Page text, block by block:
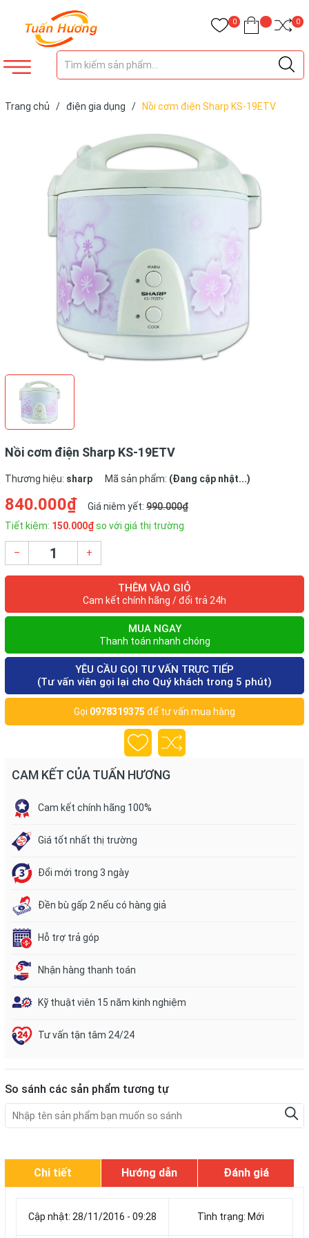
0 0
Trang chủ / điện gia dụng / Nồi cơm điện Sharp KS-19ETV
Nồi cơm điện Sharp KS-19ETV
Thương hiệu: sharp Mã sản phẩm: (Đang cập nhật...)
840.000₫ Giá niêm yết: 990.000₫
Tiết kiệm: 150.000₫so với giá thị trường
– +
THÊM VÀO GIỎ
Cam kết chính hãng / đổi trả 24h
MUA NGAY
Thanh toán nhanh chóng
YÊU CẦU GỌI TƯ VẤN TRỰC TIẾP
(Tư vấn viên gọi lại cho Quý khách trong 5 phút)
Gọi 0978319375 để tư vấn mua hàng
CAM KẾT CỦA TUẤN HƯƠNG
Cam kết chính hãng 100%
Giá tốt nhất thị trường
Đổi mới trong 3 ngày
Đền bù gấp 2 nếu có hàng giả
Hỗ trợ trả góp
Nhận hàng thanh toán
Kỹ thuật viên 15 năm kinh nghiệm
Tư vấn tận tâm 24/24
So sánh các sản phẩm tương tự
Chi tiết Hướng dẫn Đánh giá
Cập nhật: 28/11/2016 - 09:28 Tình trạng: Mới